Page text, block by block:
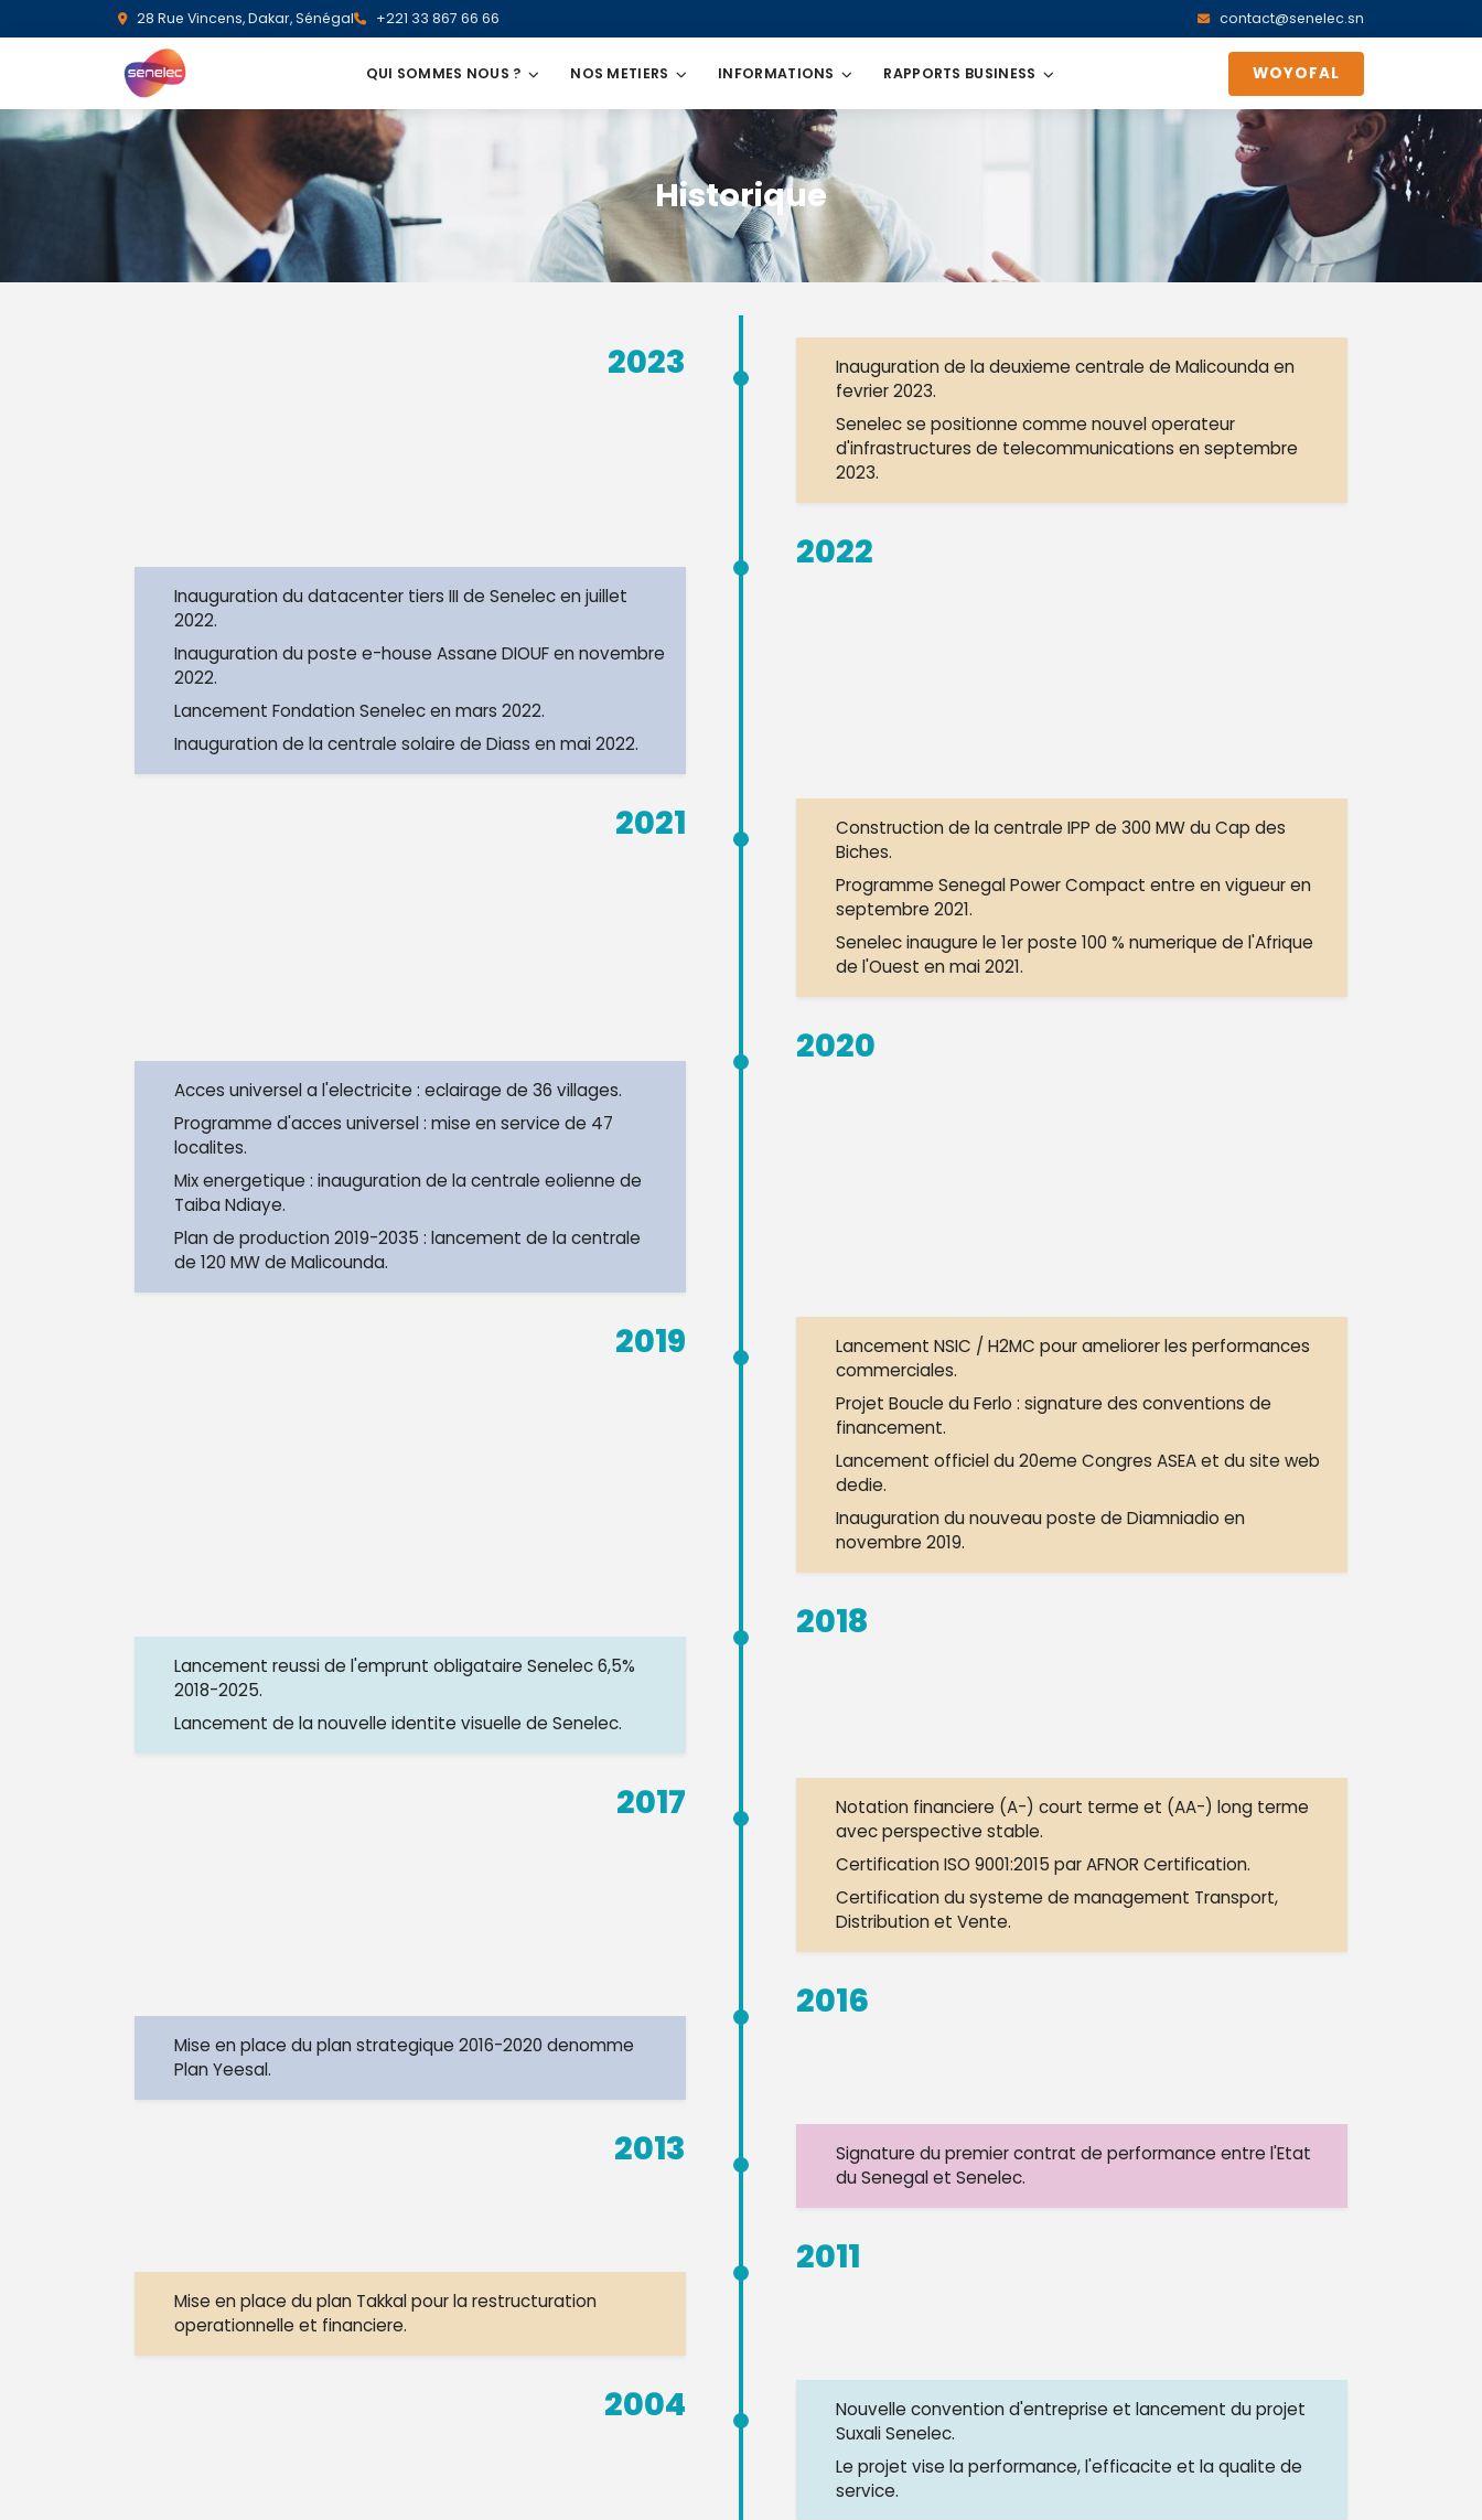
28 Rue Vincens, Dakar, Sénégal +221 33 867 66 66 contact@senelec.sn
QUI SOMMES NOUS ? NOS METIERS INFORMATIONS RAPPORTS BUSINESS WOYOFAL
Historique
2023
Inauguration de la deuxieme centrale de Malicounda en
fevrier 2023.
Senelec se positionne comme nouvel operateur
d'infrastructures de telecommunications en septembre
2023.
2022
Inauguration du datacenter tiers III de Senelec en juillet
2022.
Inauguration du poste e-house Assane DIOUF en novembre
2022.
Lancement Fondation Senelec en mars 2022.
Inauguration de la centrale solaire de Diass en mai 2022.
2021
Construction de la centrale IPP de 300 MW du Cap des
Biches.
Programme Senegal Power Compact entre en vigueur en
septembre 2021.
Senelec inaugure le 1er poste 100 % numerique de l'Afrique
de l'Ouest en mai 2021.
2020
Acces universel a l'electricite : eclairage de 36 villages.
Programme d'acces universel : mise en service de 47
localites.
Mix energetique : inauguration de la centrale eolienne de
Taiba Ndiaye.
Plan de production 2019-2035 : lancement de la centrale
de 120 MW de Malicounda.
2019
Lancement NSIC / H2MC pour ameliorer les performances
commerciales.
Projet Boucle du Ferlo : signature des conventions de
financement.
Lancement officiel du 20eme Congres ASEA et du site web
dedie.
Inauguration du nouveau poste de Diamniadio en
novembre 2019.
2018
Lancement reussi de l'emprunt obligataire Senelec 6,5%
2018-2025.
Lancement de la nouvelle identite visuelle de Senelec.
2017
Notation financiere (A-) court terme et (AA-) long terme
avec perspective stable.
Certification ISO 9001:2015 par AFNOR Certification.
Certification du systeme de management Transport,
Distribution et Vente.
2016
Mise en place du plan strategique 2016-2020 denomme
Plan Yeesal.
2013
Signature du premier contrat de performance entre l'Etat
du Senegal et Senelec.
2011
Mise en place du plan Takkal pour la restructuration
operationnelle et financiere.
2004
Nouvelle convention d'entreprise et lancement du projet
Suxali Senelec.
Le projet vise la performance, l'efficacite et la qualite de
service.